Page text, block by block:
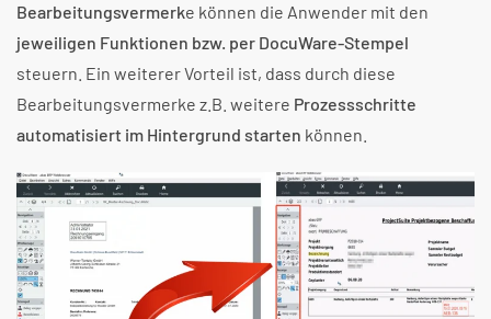
Bearbeitungsvermerke können die Anwender mit den
jeweiligen Funktionen bzw. per DocuWare-Stempel
steuern. Ein weiterer Vorteil ist, dass durch diese
Bearbeitungsvermerke z.B. weitere Prozessschritte
automatisiert im Hintergrund starten können.